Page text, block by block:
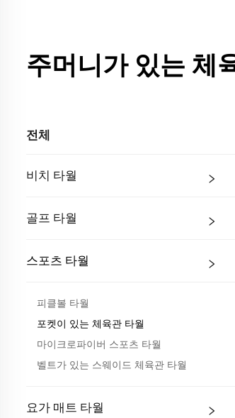
주머니가 있는 체
전체
비치 타월
골프 타월
스포츠 타월
피클볼 타월
포켓이 있는 체육관 타월
마이크로파이버 스포츠 타월
벨트가 있는 스웨이드 체육관 타월
요가 매트 타월